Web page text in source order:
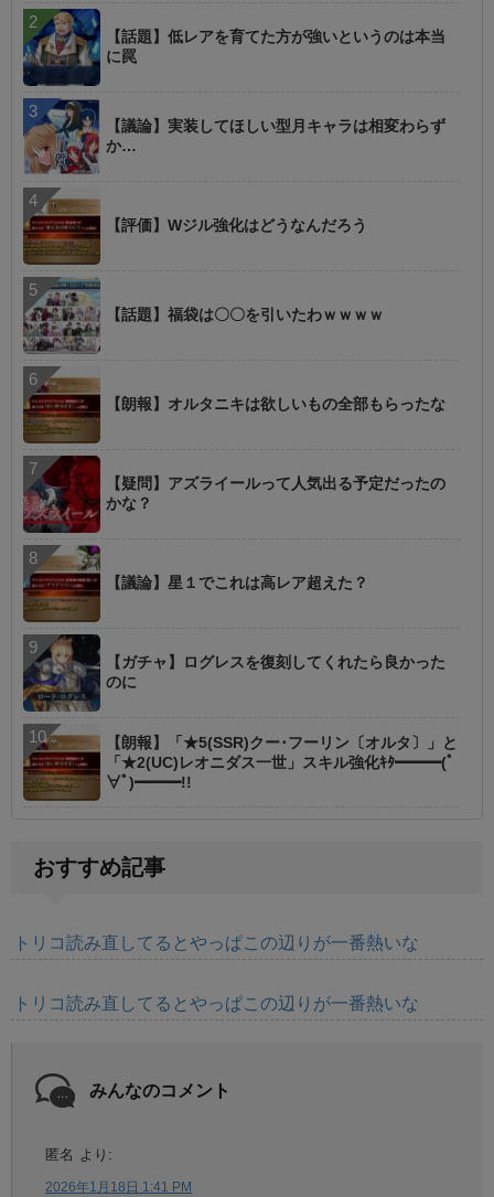
【話題】低レアを育てた方が強いというのは本当
に罠
【議論】実装してほしい型月キャラは相変わらず
か…
【評価】Wジル強化はどうなんだろう
【話題】福袋は〇〇を引いたわｗｗｗｗ
【朗報】オルタニキは欲しいもの全部もらったな
【疑問】アズライールって人気出る予定だったの
かな？
【議論】星１でこれは高レア超えた？
【ガチャ】ログレスを復刻してくれたら良かった
のに
【朗報】「★5(SSR)クー･フーリン〔オルタ〕」と
「★2(UC)レオニダス一世」スキル強化ｷﾀ━━━(ﾟ
∀ﾟ)━━━!!
おすすめ記事
トリコ読み直してるとやっぱこの辺りが一番熱いな
トリコ読み直してるとやっぱこの辺りが一番熱いな
みんなのコメント
匿名 より:
2026年1月18日 1:41 PM